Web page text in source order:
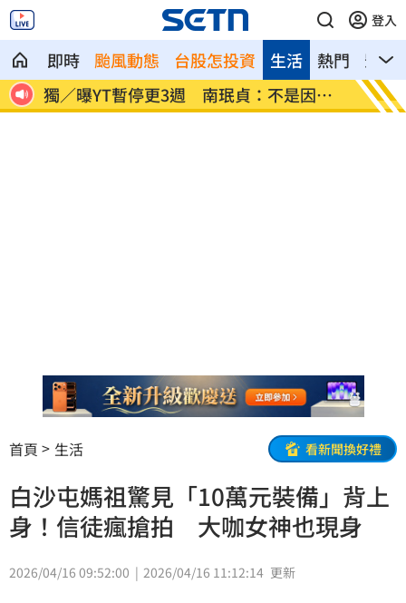
登入
即時 颱風動態 台股怎投資 熱門 影音
生活
李李仁慶祝父親節！合體大尾油土伯網看
傻
小孩
首頁 生活 看新聞換好禮
白沙屯媽祖驚見「10萬元裝備」背上
身！信徒瘋搶拍 大咖女神也現身
2026/04/16 09:52:00 2026/04/16 11:12:14 更新